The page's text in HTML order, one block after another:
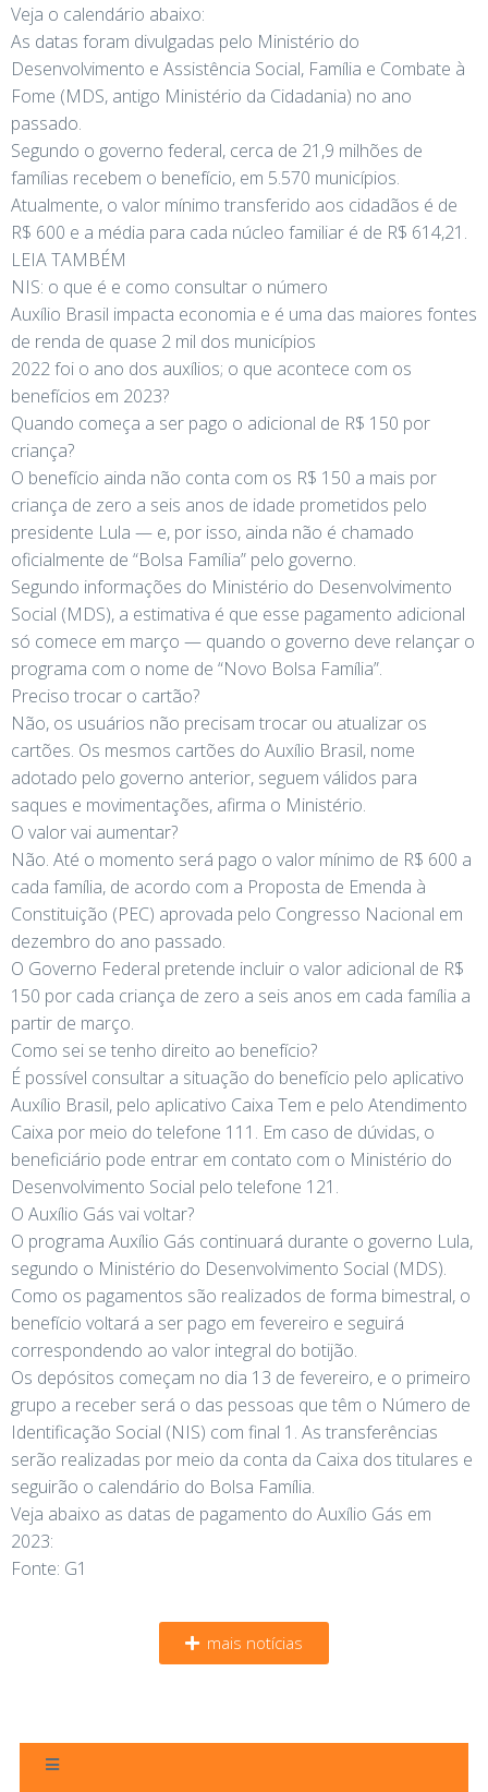
Veja o calendário abaixo:
As datas foram divulgadas pelo Ministério do
Desenvolvimento e Assistência Social, Família e Combate à
Fome (MDS, antigo Ministério da Cidadania) no ano
passado.
Segundo o governo federal, cerca de 21,9 milhões de
famílias recebem o benefício, em 5.570 municípios.
Atualmente, o valor mínimo transferido aos cidadãos é de
R$ 600 e a média para cada núcleo familiar é de R$ 614,21.
LEIA TAMBÉM
NIS: o que é e como consultar o número
Auxílio Brasil impacta economia e é uma das maiores fontes
de renda de quase 2 mil dos municípios
2022 foi o ano dos auxílios; o que acontece com os
benefícios em 2023?
Quando começa a ser pago o adicional de R$ 150 por
criança?
O benefício ainda não conta com os R$ 150 a mais por
criança de zero a seis anos de idade prometidos pelo
presidente Lula — e, por isso, ainda não é chamado
oficialmente de “Bolsa Família” pelo governo.
Segundo informações do Ministério do Desenvolvimento
Social (MDS), a estimativa é que esse pagamento adicional
só comece em março — quando o governo deve relançar o
programa com o nome de “Novo Bolsa Família”.
Preciso trocar o cartão?
Não, os usuários não precisam trocar ou atualizar os
cartões. Os mesmos cartões do Auxílio Brasil, nome
adotado pelo governo anterior, seguem válidos para
saques e movimentações, afirma o Ministério.
O valor vai aumentar?
Não. Até o momento será pago o valor mínimo de R$ 600 a
cada família, de acordo com a Proposta de Emenda à
Constituição (PEC) aprovada pelo Congresso Nacional em
dezembro do ano passado.
O Governo Federal pretende incluir o valor adicional de R$
150 por cada criança de zero a seis anos em cada família a
partir de março.
Como sei se tenho direito ao benefício?
É possível consultar a situação do benefício pelo aplicativo
Auxílio Brasil, pelo aplicativo Caixa Tem e pelo Atendimento
Caixa por meio do telefone 111. Em caso de dúvidas, o
beneficiário pode entrar em contato com o Ministério do
Desenvolvimento Social pelo telefone 121.
O Auxílio Gás vai voltar?
O programa Auxílio Gás continuará durante o governo Lula,
segundo o Ministério do Desenvolvimento Social (MDS).
Como os pagamentos são realizados de forma bimestral, o
benefício voltará a ser pago em fevereiro e seguirá
correspondendo ao valor integral do botijão.
Os depósitos começam no dia 13 de fevereiro, e o primeiro
grupo a receber será o das pessoas que têm o Número de
Identificação Social (NIS) com final 1. As transferências
serão realizadas por meio da conta da Caixa dos titulares e
seguirão o calendário do Bolsa Família.
Veja abaixo as datas de pagamento do Auxílio Gás em
2023:
Fonte: G1
mais notícias